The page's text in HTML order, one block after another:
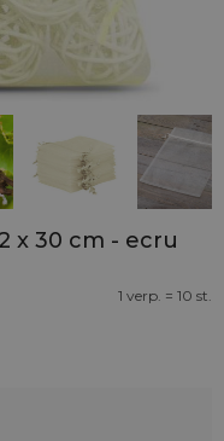
x 30 cm - ecru
1 verp. = 10 st.